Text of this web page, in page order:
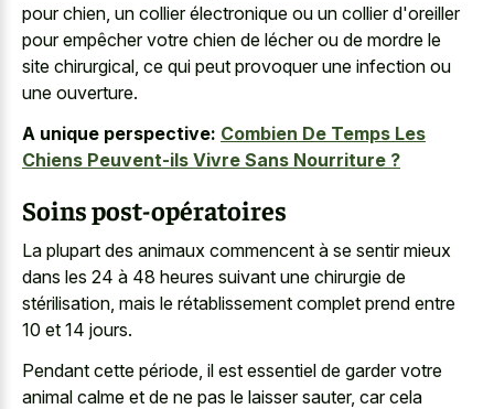
pour chien, un collier électronique ou un collier d'oreiller
pour empêcher votre chien de lécher ou de mordre le
site chirurgical, ce qui peut provoquer une infection ou
une ouverture.
A unique perspective: Combien De Temps Les
Chiens Peuvent-ils Vivre Sans Nourriture ?
Soins post-opératoires
La plupart des animaux commencent à se sentir mieux
dans les 24 à 48 heures suivant une chirurgie de
stérilisation, mais le rétablissement complet prend entre
10 et 14 jours.
Pendant cette période, il est essentiel de garder votre
animal calme et de ne pas le laisser sauter, car cela